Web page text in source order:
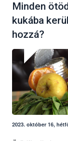
Minden
kukába
hozzá?
2023. október 16,